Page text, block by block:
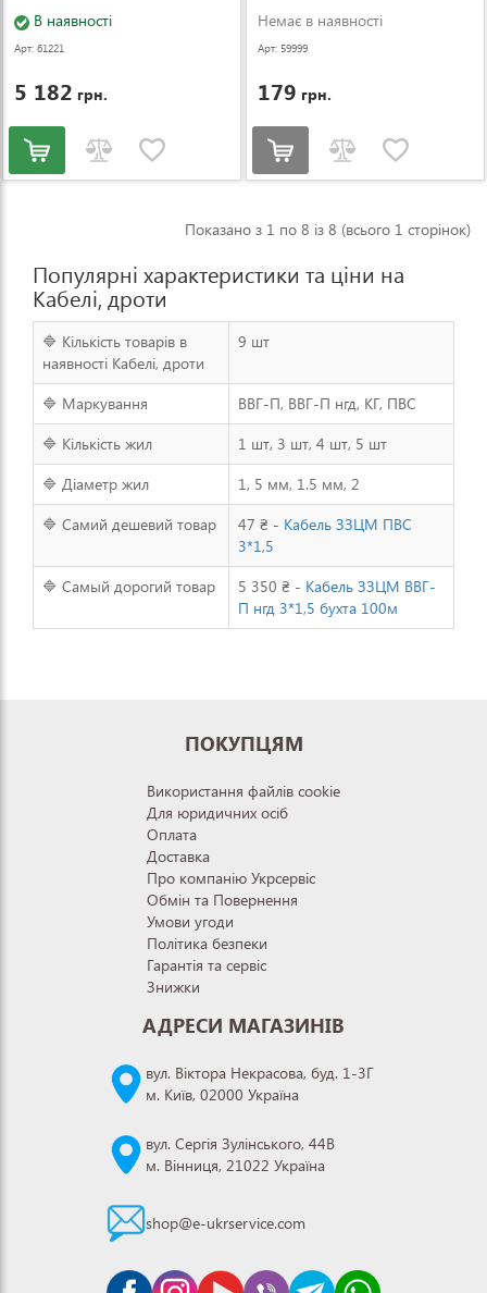
В наявності
Арт: 61221
5 182 грн.
Немає в наявності
Арт: 59999
179 грн.
Показано з 1 по 8 із 8 (всього 1 сторінок)
Популярні характеристики та ціни на
Кабелі, дроти
🔷 Кількість товарів в
наявності Кабелі, дроти
9 шт
🔷 Маркування
ВВГ-П, ВВГ-П нгд, КГ, ПВС
🔷 Кількість жил
1 шт, 3 шт, 4 шт, 5 шт
🔷 Діаметр жил
1, 5 мм, 1.5 мм, 2
🔷 Самий дешевий товар
47 ₴ - Кабель ЗЗЦМ ПВС
3*1,5
🔷 Самый дорогий товар
5 350 ₴ - Кабель ЗЗЦМ ВВГ-
П нгд 3*1,5 бухта 100м
ПОКУПЦЯМ
Використання файлів cookie
Для юридичних осіб
Оплата
Доставка
Про компанію Укрсервіс
Обмін та Повернення
Умови угоди
Політика безпеки
Гарантія та сервіс
Знижки
АДРЕСИ МАГАЗИНІВ
вул. Віктора Некрасова, буд. 1-3Г
м. Київ, 02000 Україна
вул. Сергія Зулінського, 44В
м. Вінниця, 21022 Україна
shop@e-ukrservice.com